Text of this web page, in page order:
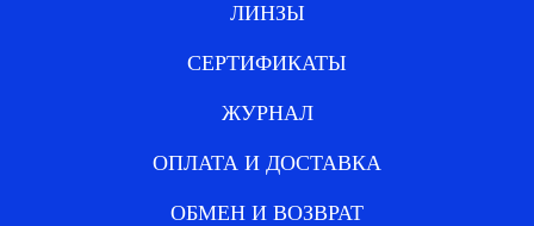
ЛИНЗЫ
СЕРТИФИКАТЫ
ЖУРНАЛ
ОПЛАТА И ДОСТАВКА
ОБМЕН И ВОЗВРАТ